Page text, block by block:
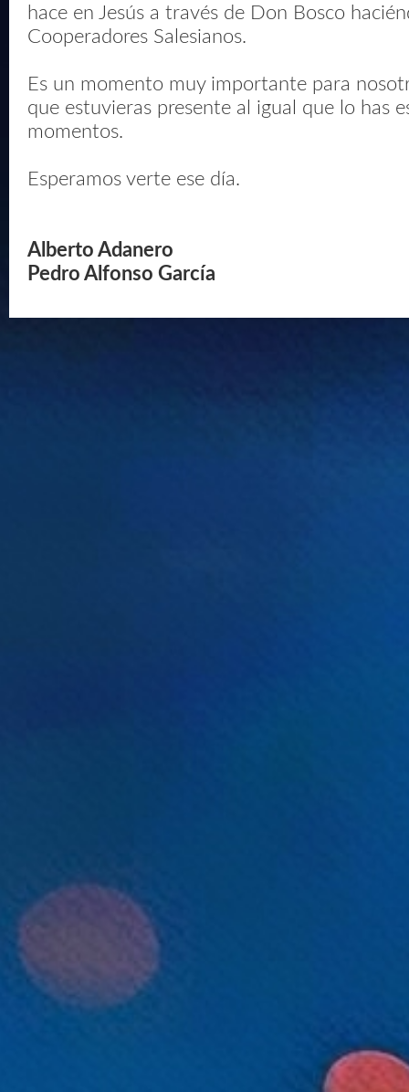
hace en Jesús a través de Don Bosco
Cooperadores Salesianos.
Es un momento muy importante para
que estuvieras presente al igual que lo has
momentos.
Esperamos verte ese día.
Alberto Adanero
Pedro Alfonso García